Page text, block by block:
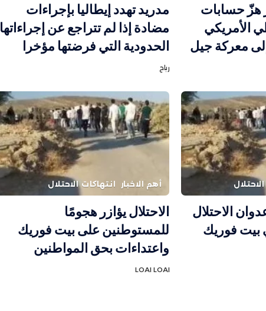
هزّ حسابات
الأمريكي
معركة جيل
مدريد تهدد إيطاليا بإجراءات
مضادة إذا لم تتراجع عن إجراءاتها
الحدودية التي فرضتها مؤخرا
رباح
الاحتلال
بيت فوريك
أهم الاخبار انتهاكات الاحتلال
الاحتلال يؤازر هجومًا
للمستوطنين على بيت فوريك
واعتداءات بحق المواطنين
LOAI LOAI